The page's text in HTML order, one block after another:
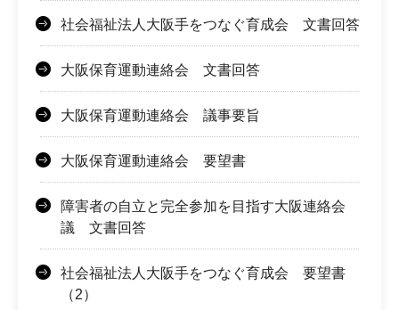
社会福祉法人大阪手をつなぐ育成会 文書回答
大阪保育運動連絡会 文書回答
大阪保育運動連絡会 議事要旨
大阪保育運動連絡会 要望書
障害者の自立と完全参加を目指す大阪連絡会
議 文書回答
社会福祉法人大阪手をつなぐ育成会 要望書
（2）